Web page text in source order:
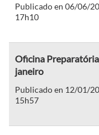
Publicado en 06/06/
17h10
Oficina
janeiro
Publicado en 12/01/
15h57